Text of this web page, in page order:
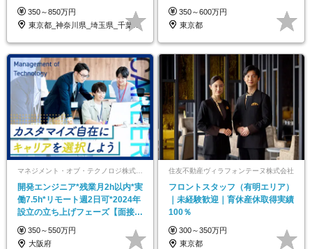
1回
350～850万円
東京都_神奈川県_埼玉県_千葉県_大阪府…
実績★町田勤務
350～600万円
東京都
マネジメント・オブ・テクノロジ株式会社
開発エンジニア*残業月2h以内*実
働7.5h*リモート週2日可*2024年
設立の立ち上げフェーズ【面接1
回】
350～550万円
大阪府
住友不動産ヴィラフォンテーヌ株式会社
フロントスタッフ（有明エリア）
｜未経験歓迎｜育休産休取得実績
100％
300～350万円
東京都